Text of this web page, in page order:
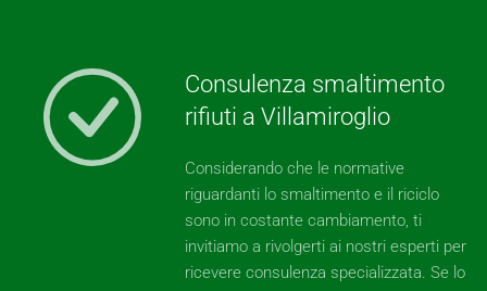
Consulenza smaltimento
rifiuti a Villamiroglio
Considerando che le normative
riguardanti lo smaltimento e il riciclo
sono in costante cambiamento, ti
invitiamo a rivolgerti ai nostri esperti per
ricevere consulenza specializzata. Se lo